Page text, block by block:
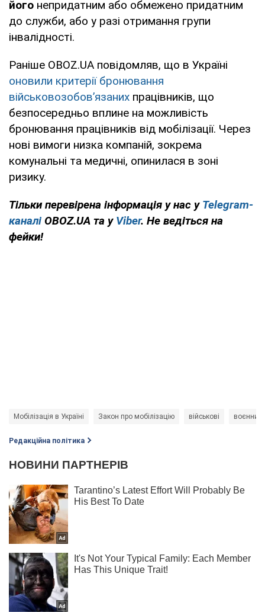
його непридатним або обмежено придатним
до служби, або у разі отримання групи
інвалідності.
Раніше OBOZ.UA повідомляв, що в Україні
оновили критерії бронювання
військовозобов’язаних працівників, що
безпосередньо вплине на можливість
бронювання працівників від мобілізації. Через
нові вимоги низка компаній, зокрема
комунальні та медичні, опинилася в зоні
ризику.
Тільки перевірена інформація у нас у Telegram-
каналі OBOZ.UA та у Viber. Не ведіться на
фейки!
Мобілізація в Україні Закон про мобілізацію військові воєнний
Редакційна політика